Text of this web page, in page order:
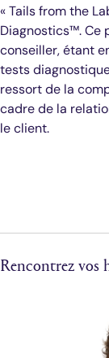
« Tails from the
Diagnostics™. Ce
conseiller, étant
tests
ressort de la
cadre de la
le client.
Rencontrez vos